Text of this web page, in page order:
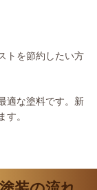
トを節約したい方
適な塗料です。新
。